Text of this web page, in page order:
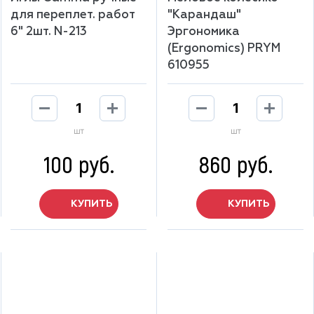
для переплет. работ
6" 2шт. N-213
шт
100 руб.
КУПИТЬ
"Карандаш"
Эргономика
(Ergonomics) PRYM
610955
шт
860 руб.
КУПИТЬ